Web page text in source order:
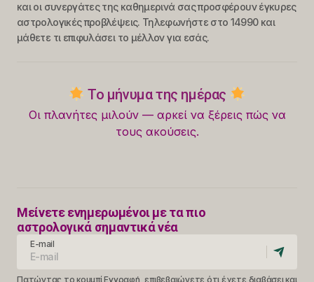
και οι συνεργάτες της καθημερινά σας προσφέρουν έγκυρες
αστρολογικές προβλέψεις. Τηλεφωνήστε στο 14990 και
μάθετε τι επιφυλάσει το μέλλον για εσάς.
Το μήνυμα της ημέρας
Οι πλανήτες μιλούν — αρκεί να ξέρεις πώς να
τους ακούσεις.
Μείνετε ενημερωμένοι με τα πιο
αστρολογικά σημαντικά νέα
E-mail
Πατώντας το κουμπί Εγγραφή, επιβεβαιώνετε ότι έχετε διαβάσει και